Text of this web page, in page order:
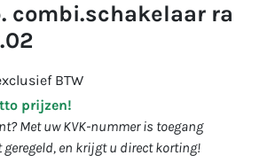
BTW
prijzen!
Met uw KVK-nummer is toegang
en krijgt u direct korting!